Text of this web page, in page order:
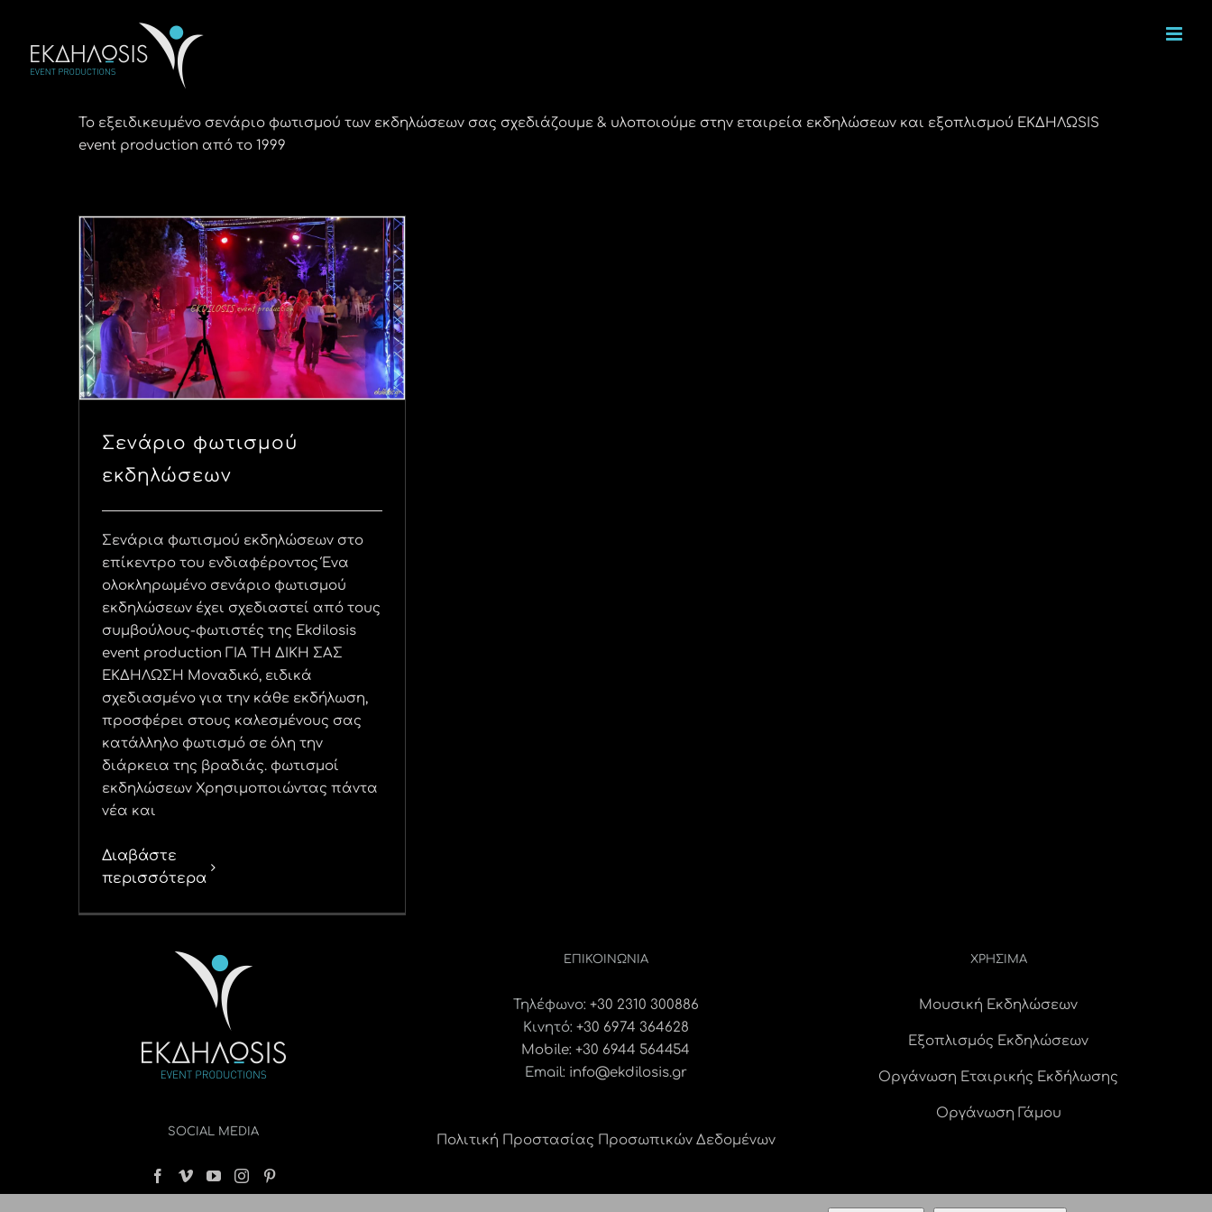
περιεχόμενο
Το εξειδικευμένο σενάριο φωτισμού των εκδηλώσεων σας σχεδιάζουμε & υλοποιούμε στην εταιρεία εκδηλώσεων και εξοπλισμού ΕΚΔΗΛΩSIS
event production από το 1999
Σενάριο φωτισμού
εκδηλώσεων
Σενάριο φωτισμού
εκδηλώσεων
Σενάρια φωτισμού εκδηλώσεων στο
επίκεντρο του ενδιαφέροντος Ένα
ολοκληρωμένο σενάριο φωτισμού
εκδηλώσεων έχει σχεδιαστεί από τους
συμβούλους-φωτιστές της Ekdilosis
event production ΓΙΑ ΤΗ ΔΙΚΗ ΣΑΣ
ΕΚΔΗΛΩΣΗ Μοναδικό, ειδικά
σχεδιασμένο για την κάθε εκδήλωση,
προσφέρει στους καλεσμένους σας
κατάλληλο φωτισμό σε όλη την
διάρκεια της βραδιάς. φωτισμοί
εκδηλώσεων Χρησιμοποιώντας πάντα
νέα και
Διαβάστε
περισσότερα
SOCIAL MEDIA
ΕΠΙΚΟΙΝΩΝΊΑ
Τηλέφωνο: +30 2310 300886
Κινητό: +30 6974 364628
Mobile: +30 6944 564454
Email: info@ekdilosis.gr
Πολιτική Προστασίας Προσωπικών Δεδομένων
ΧΡΗΣΙΜΑ
Μουσική Εκδηλώσεων
Εξοπλισμός Εκδηλώσεων
Οργάνωση Εταιρικής Εκδήλωσης
Οργάνωση Γάμου